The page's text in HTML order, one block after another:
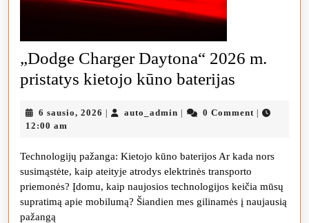
„Dodge Charger Daytona“ 2026 m.
pristatys kietojo kūno baterijas
Daytona“
m.
pristatys
kietojo
6 sausio, 2026 6
auto_admin auto_admin
0 Comment
12:00 am
Technologijų pažanga: Kietojo kūno baterijos Ar kada nors
susimąstėte, kaip ateityje atrodys elektrinės transporto
priemonės? Įdomu, kaip naujosios technologijos keičia mūsų
supratimą apie mobilumą? Šiandien mes gilinamės į naujausią
pažangą